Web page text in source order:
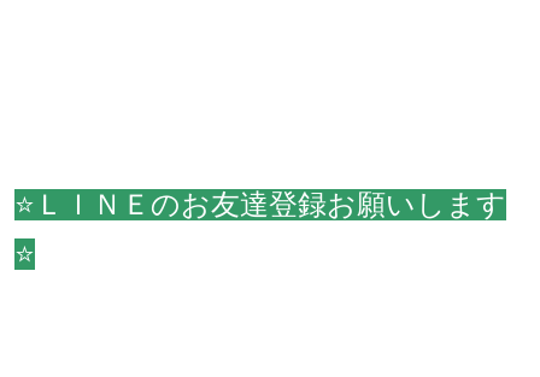
⭐ＬＩＮＥのお友達登録お願いします
⭐